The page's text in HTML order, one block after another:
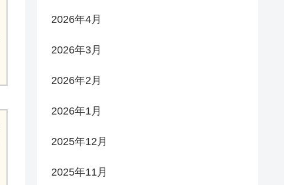
2026年4月
2026年3月
2026年2月
2026年1月
2025年12月
2025年11月